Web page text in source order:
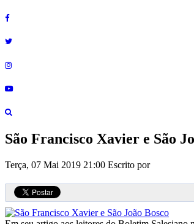
São Francisco Xavier e São
Terça, 07 Mai 2019 21:00 Escrito por